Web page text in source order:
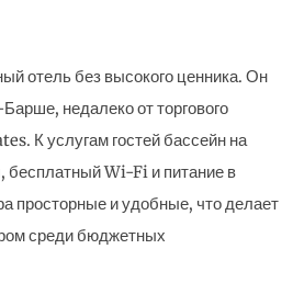
отель без высокого ценника. Он
недалеко от торгового
К услугам гостей бассейн на
бесплатный Wi-Fi и питание в
просторные и удобные, что делает
среди бюджетных